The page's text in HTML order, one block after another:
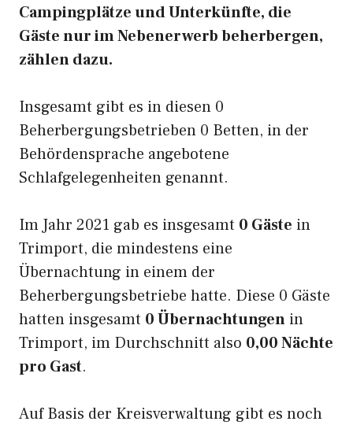
Campingplätze und Unterkünfte, die
Gäste nur im Nebenerwerb beherbergen,
zählen dazu.
Insgesamt gibt es in diesen 0
Beherbergungsbetrieben 0 Betten, in der
Behördensprache angebotene
Schlafgelegenheiten genannt.
Im Jahr 2021 gab es insgesamt 0 Gäste in
Trimport, die mindestens eine
Übernachtung in einem der
Beherbergungsbetriebe hatte. Diese 0 Gäste
hatten insgesamt 0 Übernachtungen in
Trimport, im Durchschnitt also 0,00 Nächte
pro Gast.
Auf Basis der Kreisverwaltung gibt es noch